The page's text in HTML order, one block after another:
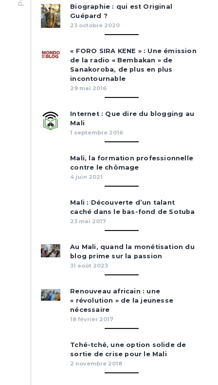
Biographie : qui est Original
Guépard ?
23 octobre 2020
« FORO SIRA KENE » : Une émission
de la radio « Bembakan » de
Sanakoroba, de plus en plus
incontournable
29 mai 2016
Internet : Que dire du blogging au
Mali
1 septembre 2016
Mali, la formation professionnelle
contre le chômage
4 juin 2021
Mali : Découverte d’un talant
caché dans le bas-fond de Sotuba
23 mai 2017
Au Mali, quand la monétisation du
blog prime sur la passion
31 août 2023
Renouveau africain : une
« révolution » de la jeunesse
nécessaire
18 février 2017
Tché-tché, une option solide de
sortie de crise pour le Mali
2 novembre 2018